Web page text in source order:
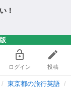
！
ログイン 投稿
東京都の旅行英語